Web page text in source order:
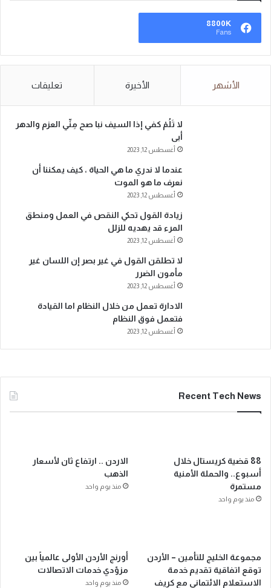
8800K
Fans
الأشهر الأخيرة تعليقات
لا تَلُمْ كفي إذا السيف نبا صح مِنِّي العزم والدهر
أبى
أغسطس 12, 2023
عندما لا ندري ما هي الحياة ، كيف يمكننا أن
نعرف ما هو الموت
أغسطس 12, 2023
زيادة القول تحكي النقص في العمل ومنطق
المرء قد يهديه للزلل
أغسطس 12, 2023
لا تطلقن القول في غير بصر إن اللسان غير
مأمون الضرر
أغسطس 12, 2023
الادارة تعمل من خلال النظام اما القيادة
فتعمل فوق النظام
أغسطس 12, 2023
Recent Tech News
88 قضية كريستال خلال
أسبوع.. والحملة الأمنية
مستمرة
منذ يوم واحد
الاردن .. ارتفاع ثان لأسعار
الذهب
منذ يوم واحد
مجموعة الخليج للتأمين – الأردن
توقع اتفاقية تقديم خدمة
الاستعلام الائتماني مع كريف
أورنج الأردن الأولى عالمياً بين
مزوّدي خدمات الاتصالات
منذ يوم واحد